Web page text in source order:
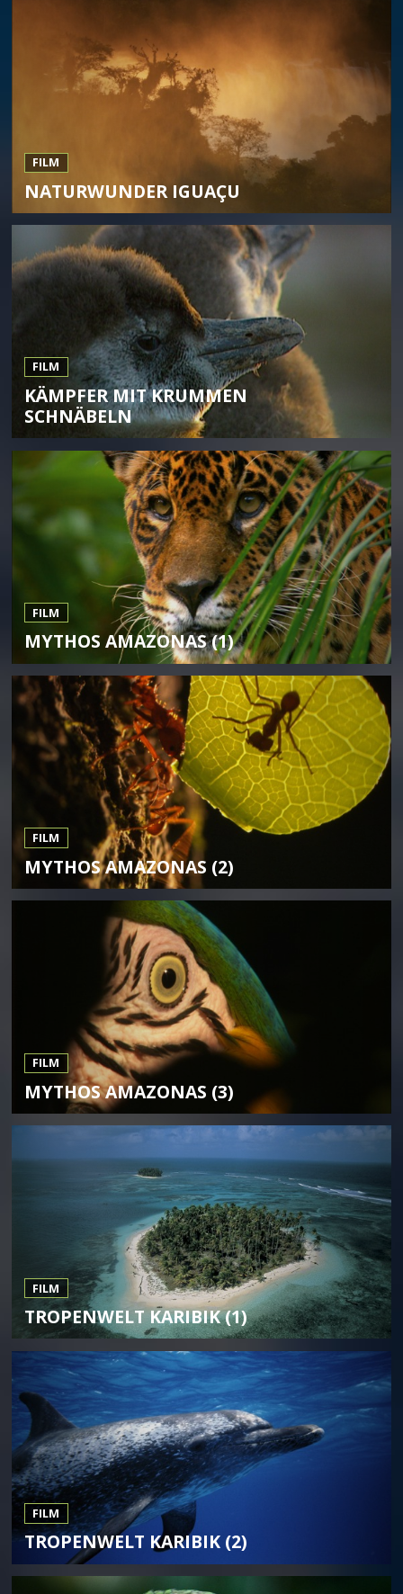
FILM
NATURWUNDER IGUAÇU
FILM
KÄMPFER MIT KRUMMEN
SCHNÄBELN
FILM
MYTHOS AMAZONAS (1)
FILM
MYTHOS AMAZONAS (2)
FILM
MYTHOS AMAZONAS (3)
FILM
TROPENWELT KARIBIK (1)
FILM
TROPENWELT KARIBIK (2)